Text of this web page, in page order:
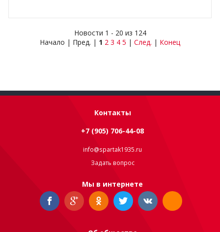
Новости 1 - 20 из 124
Начало | Пред. | 1 2 3 4 5 | След. | Конец
Контакты
+7 (905) 706-44-08
info@spartak1935.ru
Задать вопрос
Мы в интернете